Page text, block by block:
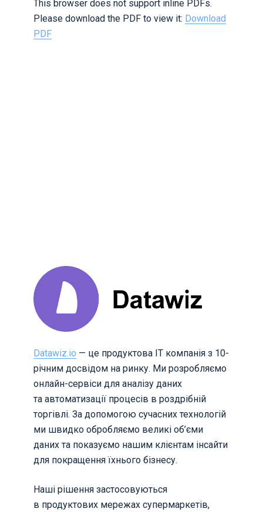
This browser does not support inline PDFs.
Please download the PDF to view it: Download
PDF
Datawiz.io — це продуктова IT компанія з 10-
річним досвідом на ринку. Ми розробляємо
онлайн-сервіси для аналізу даних
та автоматизації процесів в роздрібній
торгівлі. За допомогою сучасних технологій
ми швидко обробляємо великі об’єми
даних та показуємо нашим клієнтам інсайти
для покращення їхнього бізнесу.
Наші рішення застосовуються
в продуктових мережах супермаркетів,